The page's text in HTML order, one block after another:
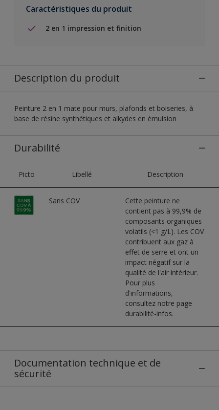
Caractéristiques du produit
2 en 1 impression et finition
Description du produit
Peinture 2 en 1 mate pour murs, plafonds et boiseries, à
base de résine synthétiques et alkydes en émulsion
Durabilité
Picto Libellé Description
Sans COV
Cette peinture ne
contient pas à 99,9% de
composants organiques
volatils (<1 g/L). Les COV
contribuent aux gaz à
effet de serre et ont un
impact négatif sur la
qualité de l'air intérieur.
Pour plus
d'informations,
consultez notre page
durabilité-infos.
Documentation technique et de
sécurité